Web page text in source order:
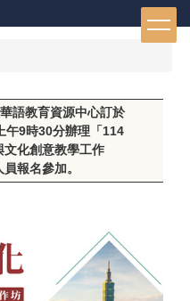
語教育資源中心訂於
午9時30分辦理「114
文化創意教學工作
報名參加。